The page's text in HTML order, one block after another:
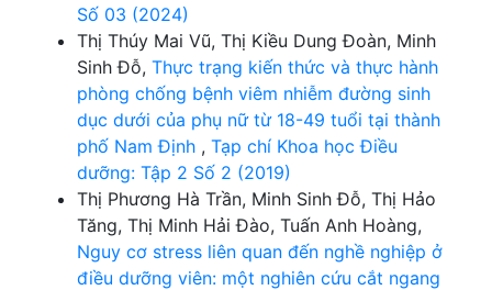
Số 03 (2024)
Thị Thúy Mai Vũ, Thị Kiều Dung Đoàn, Minh
Sinh Đỗ, Thực trạng kiến thức và thực hành
phòng chống bệnh viêm nhiễm đường sinh
dục dưới của phụ nữ từ 18-49 tuổi tại thành
phố Nam Định , Tạp chí Khoa học Điều
dưỡng: Tập 2 Số 2 (2019)
Thị Phương Hà Trần, Minh Sinh Đỗ, Thị Hảo
Tăng, Thị Minh Hải Đào, Tuấn Anh Hoàng,
Nguy cơ stress liên quan đến nghề nghiệp ở
điều dưỡng viên: một nghiên cứu cắt ngang